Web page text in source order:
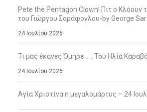
Pete the Pentagon Clown! Πιτ ο Κλόουν
του Γιώργου Σαράφογλου-by George
24 Ιουλίου 2026
Τι μας έκανες Όμηρε … , Του Ηλία
24 Ιουλίου 2026
Αγία Χριστίνα η μεγαλομάρτυς – 24